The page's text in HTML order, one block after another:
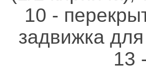
10 -
задвижка
13